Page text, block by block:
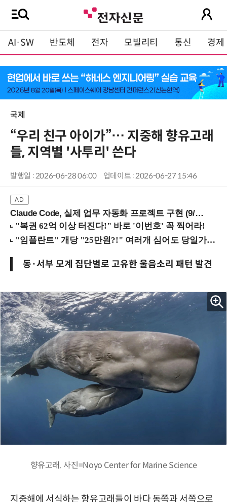
AI·SW 반도체 전자 모빌리티 통신 경제
국제
“우리 친구 아이가”… 지중해 향유고래
들, 지역별 '사투리' 쓴다
발행일 : 2026-06-28 06:00 업데이트 : 2026-06-27 15:46
Claude Code, 실제 업무 자동화 프로젝트 구현 (9/16 ~17 강남역)
동·서부 모계 집단별로 고유한 울음소리 패턴 발견
향유고래. 사진=Noyo Center for Marine Science
지중해에 서식하는 향유고래들이 바다 동쪽과 서쪽으로